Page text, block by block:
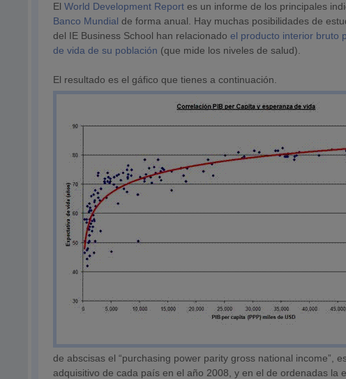
ElWorld Development Report es un informe de los principales
Banco Mundialde forma anual. Hay muchas posibilidades de
del IE Business School han relacionado el producto interior bruto
de vida de su población (que mide los niveles de salud).
El resultado es el gáfico que tienes a continuación.
de abscisas el “purchasing power parity gross national income”,
adquisitivo de cada país en el año 2008, y en el de ordenadas